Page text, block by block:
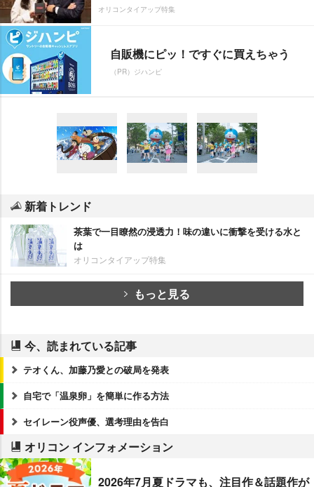
オリコンタイアップ特集
自販機にピッ！ですぐに買えちゃう
（PR）ジハンピ
新着トレンド
茶葉で一目瞭然の浸透力！味の違いに衝撃を受ける水と
は
オリコンタイアップ特集
もっと見る
今、読まれている記事
テオくん、加藤乃愛との破局を発表
自宅で「温泉卵」を簡単に作る方法
セイレーン役声優、選考理由を告白
オリコン インフォメーション
2026年7月夏ドラマも、注目作＆話題作が